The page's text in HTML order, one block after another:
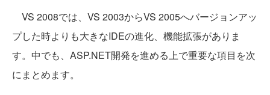
VS 2008では、VS 2003からVS 2005へバージョンアッ
プした時よりも大きなIDEの進化、機能拡張がありま
す。中でも、ASP.NET開発を進める上で重要な項目を次
にまとめます。